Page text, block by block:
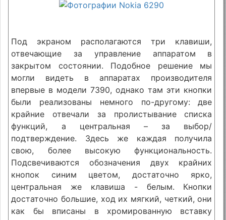
Под экраном располагаются три клавиши,
отвечающие за управление аппаратом в
закрытом состоянии. Подобное решение мы
могли видеть в аппаратах производителя
впервые в модели 7390, однако там эти кнопки
были реализованы немного по-другому: две
крайние отвечали за пролистывание списка
функций, а центральная – за выбор/
подтверждение. Здесь же каждая получила
свою, более высокую функциональность.
Подсвечиваются обозначения двух крайних
кнопок синим цветом, достаточно ярко,
центральная же клавиша - белым. Кнопки
достаточно большие, ход их мягкий, четкий, они
как бы вписаны в хромированную вставку